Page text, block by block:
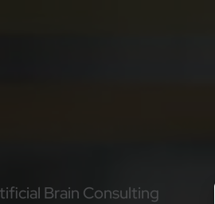
Brain Consulting